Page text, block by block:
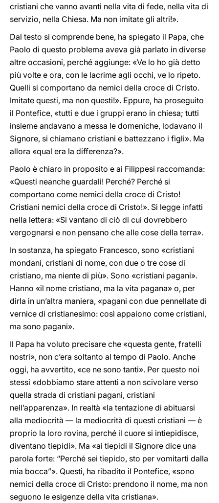
cristiani che vanno avanti nella vita di fede, nella vita di
servizio, nella Chiesa. Ma non imitate gli altri!».
Dal testo si comprende bene, ha spiegato il Papa, che
Paolo di questo problema aveva già parlato in diverse
altre occasioni, perché aggiunge: «Ve lo ho già detto
più volte e ora, con le lacrime agli occhi, ve lo ripeto.
Quelli si comportano da nemici della croce di Cristo.
Imitate questi, ma non questi!». Eppure, ha proseguito
il Pontefice, «tutti e due i gruppi erano in chiesa; tutti
insieme andavano a messa le domeniche, lodavano il
Signore, si chiamano cristiani e battezzano i figli». Ma
allora «qual era la differenza?».
Paolo è chiaro in proposito e ai Filippesi raccomanda:
«Questi neanche guardali! Perché? Perché si
comportano come nemici della croce di Cristo!
Cristiani nemici della croce di Cristo!». Si legge infatti
nella lettera: «Si vantano di ciò di cui dovrebbero
vergognarsi e non pensano che alle cose della terra».
In sostanza, ha spiegato Francesco, sono «cristiani
mondani, cristiani di nome, con due o tre cose di
cristiano, ma niente di più». Sono «cristiani pagani».
Hanno «il nome cristiano, ma la vita pagana» o, per
dirla in un’altra maniera, «pagani con due pennellate di
vernice di cristianesimo: così appaiono come cristiani,
ma sono pagani».
Il Papa ha voluto precisare che «questa gente, fratelli
nostri», non c’era soltanto al tempo di Paolo. Anche
oggi, ha avvertito, «ce ne sono tanti». Per questo noi
stessi «dobbiamo stare attenti a non scivolare verso
quella strada di cristiani pagani, cristiani
nell’apparenza». In realtà «la tentazione di abituarsi
alla mediocrità — la mediocrità di questi cristiani — è
proprio la loro rovina, perché il cuore si intiepidisce,
diventano tiepidi». Ma «ai tiepidi il Signore dice una
parola forte: “Perché sei tiepido, sto per vomitarti dalla
mia bocca”». Questi, ha ribadito il Pontefice, «sono
nemici della croce di Cristo: prendono il nome, ma non
seguono le esigenze della vita cristiana».